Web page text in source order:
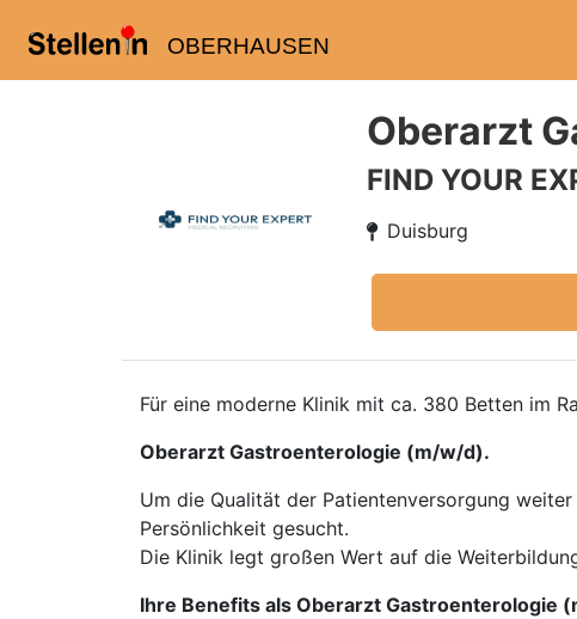
OBERHAUSEN
Oberarzt
FIND YOUR
Duisburg
Für eine moderne Klinik mit ca. 380 Betten im
Oberarzt Gastroenterologie (m/w/d).
Um die Qualität der Patientenversorgung
Persönlichkeit gesucht.
Die Klinik legt großen Wert auf die
Ihre Benefits als Oberarzt Gastroenterologie